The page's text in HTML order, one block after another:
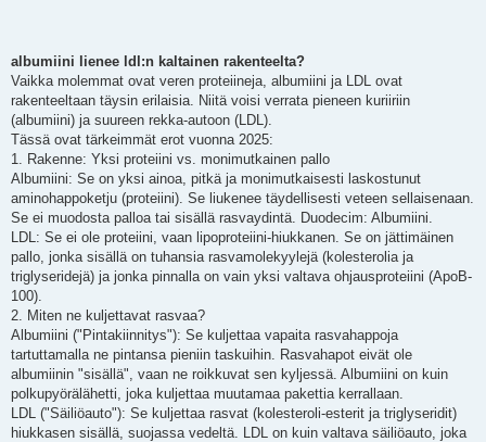
albumiini lienee ldl:n kaltainen rakenteelta?
Vaikka molemmat ovat veren proteiineja, albumiini ja LDL ovat
rakenteeltaan täysin erilaisia. Niitä voisi verrata pieneen kuriiriin
(albumiini) ja suureen rekka-autoon (LDL).
Tässä ovat tärkeimmät erot vuonna 2025:
1. Rakenne: Yksi proteiini vs. monimutkainen pallo
Albumiini: Se on yksi ainoa, pitkä ja monimutkaisesti laskostunut
aminohappoketju (proteiini). Se liukenee täydellisesti veteen sellaisenaan.
Se ei muodosta palloa tai sisällä rasvaydintä. Duodecim: Albumiini.
LDL: Se ei ole proteiini, vaan lipoproteiini-hiukkanen. Se on jättimäinen
pallo, jonka sisällä on tuhansia rasvamolekyylejä (kolesterolia ja
triglyseridejä) ja jonka pinnalla on vain yksi valtava ohjausproteiini (ApoB-
100).
2. Miten ne kuljettavat rasvaa?
Albumiini ("Pintakiinnitys"): Se kuljettaa vapaita rasvahappoja
tartuttamalla ne pintansa pieniin taskuihin. Rasvahapot eivät ole
albumiinin "sisällä", vaan ne roikkuvat sen kyljessä. Albumiini on kuin
polkupyörälähetti, joka kuljettaa muutamaa pakettia kerrallaan.
LDL ("Säiliöauto"): Se kuljettaa rasvat (kolesteroli-esterit ja triglyseridit)
hiukkasen sisällä, suojassa vedeltä. LDL on kuin valtava säiliöauto, joka